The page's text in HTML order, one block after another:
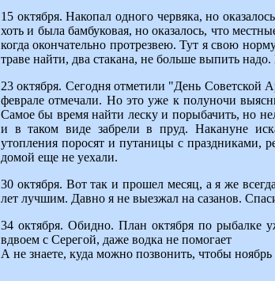
15 октября. Накопал одного червяка, но
хоть и была бамбуковая, но оказалось, что
когда окончательно протрезвею. Тут я свою
траве найти, два стакана, не больше выпить
23 октября. Сегодня отметили "День Советской
феврале отмечали. Но это уже к полуночи
Самое бы время найти леску и порыбачить, но
и в таком виде забрели в пруд. Накануне
утопления поросят и путаницы с праздниками,
домой еще не уехали.
30 октября. Вот так и прошел месяц, а я же
лет лучшим. Давно я не выезжал на сазанов.
34 октября. Обидно. План октября по рыбалке
вдвоем с Серегой, даже водка не помогает
А не знаете, куда можно позвонить, чтобы